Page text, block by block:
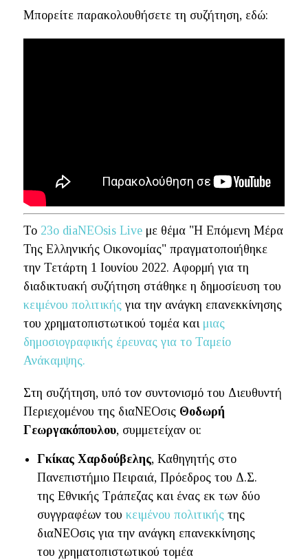
Μπορείτε παρακολουθήσετε τη συζήτηση, εδώ:
Το 23ο diaNEOsis Liveμε θέμα "Η Επόμενη Μέρα
Της Ελληνικής Οικονομίας" πραγματοποιήθηκε
την Τετάρτη 1 Ιουνίου 2022. Αφορμή για τη
διαδικτυακή συζήτηση στάθηκε η δημοσίευση του
κειμένου πολιτικήςγια την ανάγκη επανεκκίνησης
του χρηματοπιστωτικού τομέα και μιας
δημοσιογραφικής έρευνας για το Ταμείο
Ανάκαμψης.
Στη συζήτηση, υπό τον συντονισμό του Διευθυντή
Περιεχομένου της διαΝΕΟσις Θοδωρή
Γεωργακόπουλου, συμμετείχαν οι:
Γκίκας Χαρδούβελης, Καθηγητής στο
Πανεπιστήμιο Πειραιά, Πρόεδρος του Δ.Σ.
της Εθνικής Τράπεζας και ένας εκ των δύο
συγγραφέων του κειμένου πολιτικήςτης
διαΝΕΟσις για την ανάγκη επανεκκίνησης
του χρηματοπιστωτικού τομέα